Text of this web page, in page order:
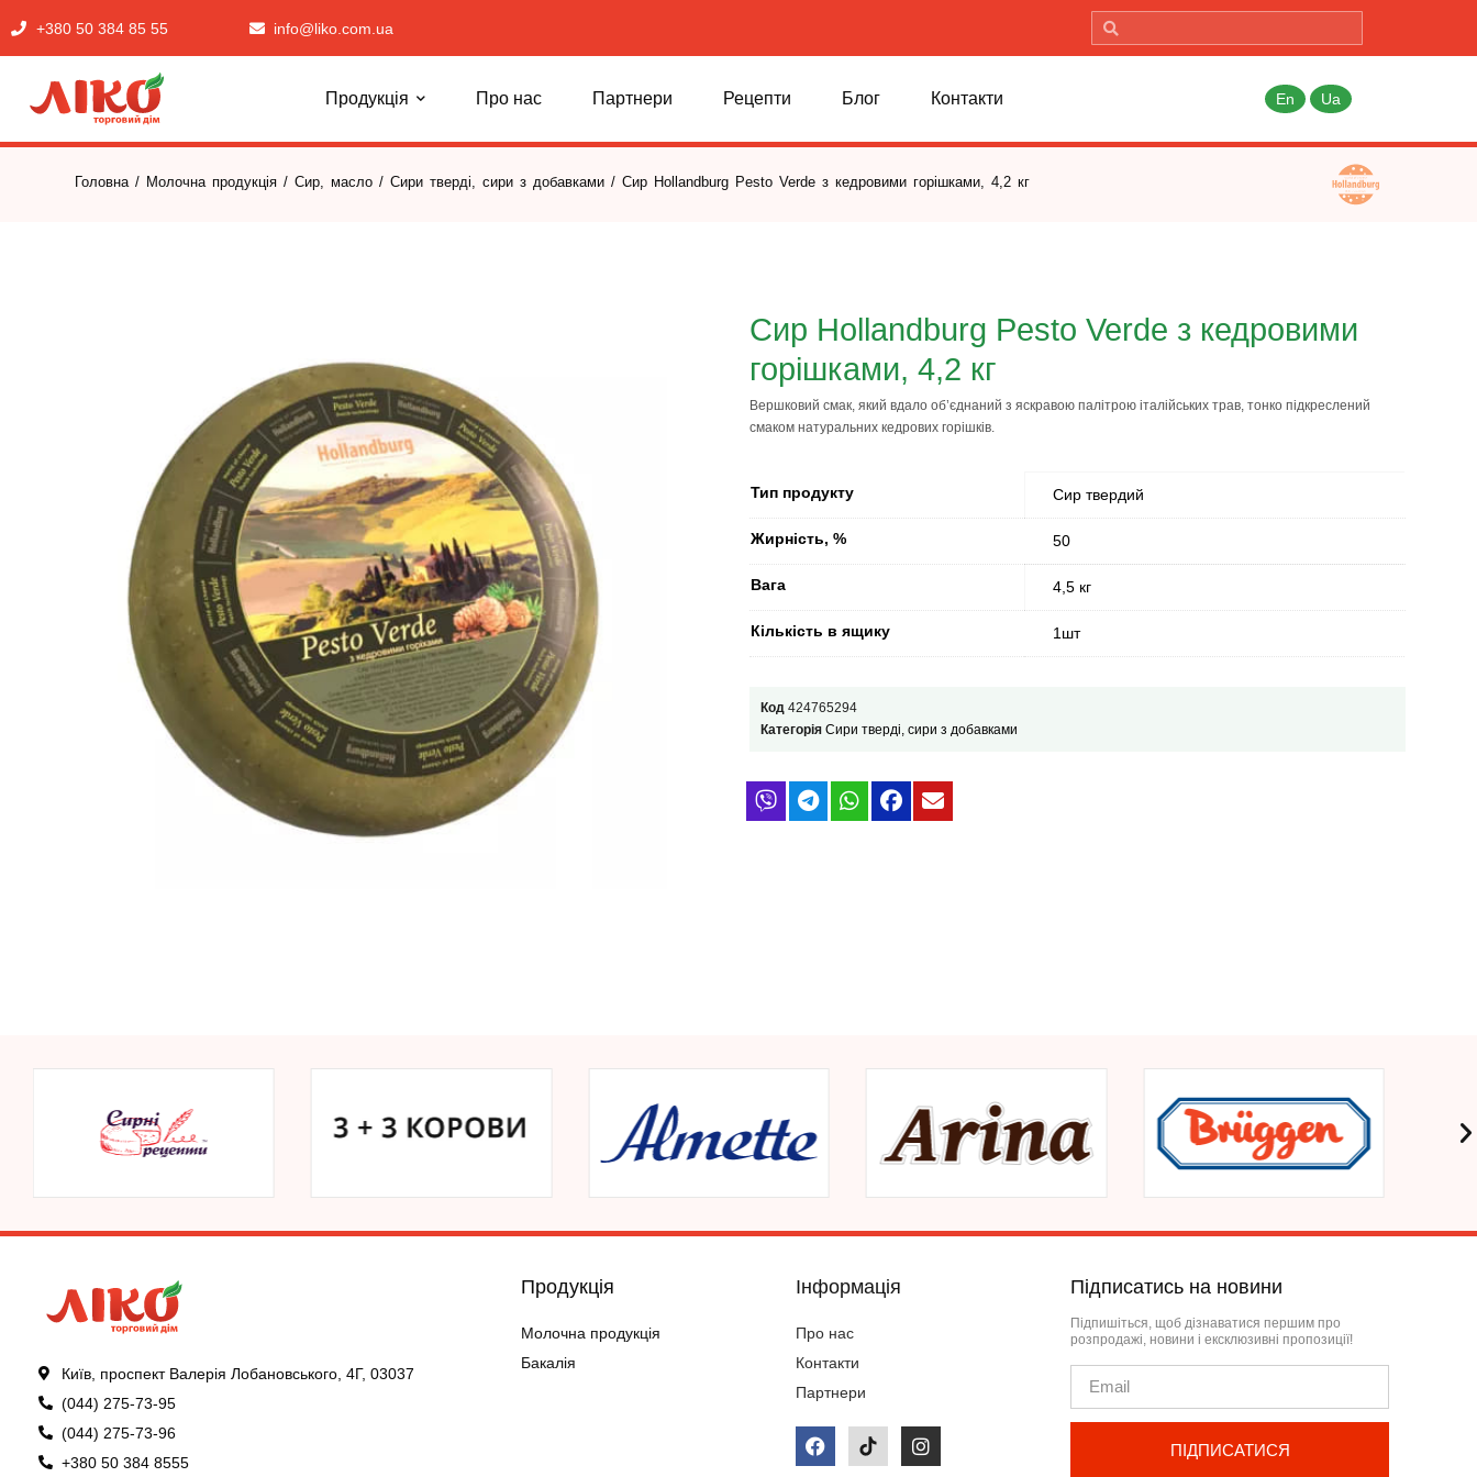
+380 50 384 85 55 info@liko.com.ua
Продукція Про нас Партнери Рецепти Блог Контакти En Ua
Головна / Молочна продукція / Сир, масло / Сири тверді, сири з добавками / Сир Hollandburg Pesto Verde з кедровими горішками, 4,2 кг
Сир Hollandburg Pesto Verde з кедровими
горішками, 4,2 кг
Вершковий смак, який вдало об’єднаний з яскравою палітрою італійських трав, тонко підкреслений
смаком натуральних кедрових горішків.
Тип продукту Сир твердий
Жирність, % 50
Вага 4,5 кг
Кількість в ящику 1шт
Код 424765294
Категорія Сири тверді, сири з добавками
Київ, проспект Валерія Лобановського, 4Г, 03037
(044) 275-73-95
(044) 275-73-96
+380 50 384 8555
Продукція
Молочна продукція
Бакалія
Інформація
Про нас
Контакти
Партнери
Підписатись на новини
Підпишіться, щоб дізнаватися першим про
розпродажі, новини і ексклюзивні пропозиції!
ПІДПИСАТИСЯ